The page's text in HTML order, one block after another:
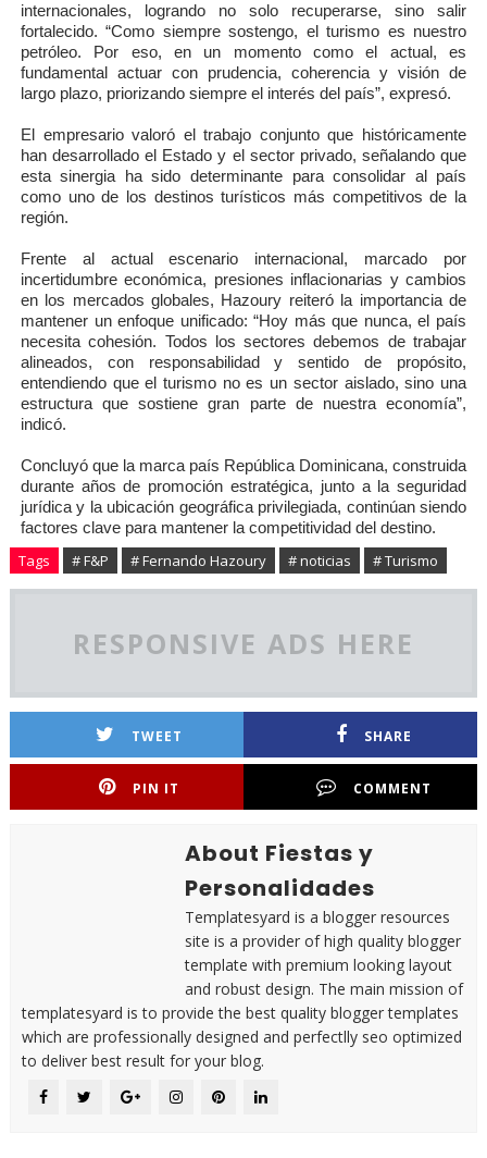
internacionales, logrando no solo recuperarse, sino salir
fortalecido. “Como siempre sostengo, el turismo es nuestro
petróleo. Por eso, en un momento como el actual, es
fundamental actuar con prudencia, coherencia y visión de
largo plazo, priorizando siempre el interés del país”, expresó.
El empresario valoró el trabajo conjunto que históricamente
han desarrollado el Estado y el sector privado, señalando que
esta sinergia ha sido determinante para consolidar al país
como uno de los destinos turísticos más competitivos de la
región.
Frente al actual escenario internacional, marcado por
incertidumbre económica, presiones inflacionarias y cambios
en los mercados globales, Hazoury reiteró la importancia de
mantener un enfoque unificado:“Hoy más que nunca, el país
necesita cohesión. Todos los sectores debemos de trabajar
alineados, con responsabilidad y sentido de propósito,
entendiendo que el turismo no es un sector aislado, sino una
estructura que sostiene gran parte de nuestra economía”,
indicó.
Concluyó que la marca país República Dominicana, construida
durante años de promoción estratégica, junto a la seguridad
jurídica y la ubicación geográfica privilegiada, continúan siendo
factores clave para mantener la competitividad del destino.
Tags # F&P # Fernando Hazoury # noticias # Turismo
RESPONSIVE ADS HERE
TWEET SHARE
PIN IT COMMENT
About Fiestas y
Personalidades
Templatesyard is a blogger resources
site is a provider of high quality blogger
template with premium looking layout
and robust design. The main mission of
templatesyard is to provide the best quality blogger templates
which are professionally designed and perfectlly seo optimized
to deliver best result for your blog.